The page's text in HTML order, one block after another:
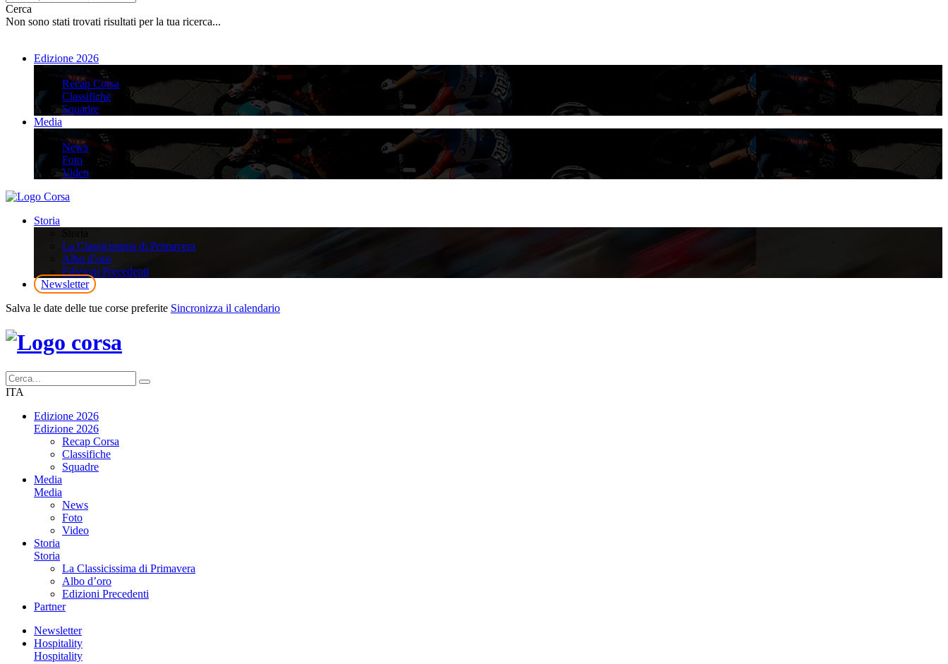
Cerca
Non sono stati trovati risultati per la tua ricerca...
Edizione 2026
Edizione 2026
Recap Corsa
Classifiche
Squadre
Media
Media
News
Foto
Video
Storia
La Classicissima di Primavera
Albo d’oro
Edizioni Precedenti
Newsletter
Salva le date delle tue corse preferite Sincronizza il calendario
ITA
Edizione 2026
Edizione 2026
Recap Corsa
Classifiche
Squadre
Media
Media
News
Foto
Video
Storia
Storia
La Classicissima di Primavera
Albo d’oro
Edizioni Precedenti
Partner
Newsletter
Hospitality
Hospitality